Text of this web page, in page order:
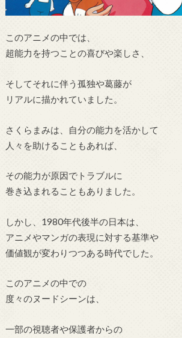
このアニメの中では、
超能力を持つことの喜びや楽しさ、
そしてそれに伴う孤独や葛藤が
リアルに描かれていました。
さくらまみは、自分の能力を活かして
人々を助けることもあれば、
その能力が原因でトラブルに
巻き込まれることもありました。
しかし、1980年代後半の日本は、
アニメやマンガの表現に対する基準や
価値観が変わりつつある時代でした。
このアニメの中での
度々のヌードシーンは、
一部の視聴者や保護者からの